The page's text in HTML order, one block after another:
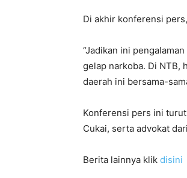
Di akhir konferensi
“Jadikan ini
gelap narkoba. Di NTB,
daerah ini bersama-
Konferensi pers ini
Cukai, serta advokat
Berita lainnya klik disini